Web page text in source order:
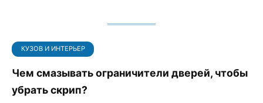
КУЗОВ И ИНТЕРЬЕР
Чем смазывать ограничители дверей, чтобы
убрать скрип?